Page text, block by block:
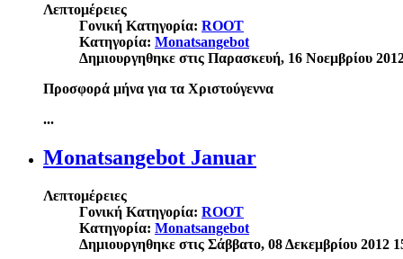
Λεπτομέρειες
Γονική Κατηγορία: ROOT
Κατηγορία: Monatsangebot
Δημιουργηθηκε στις Παρασκευή, 16 Νοεμβρίου
Προσφορά μήνα για τα Χριστούγεννα
...
Monatsangebot Januar
Λεπτομέρειες
Γονική Κατηγορία: ROOT
Κατηγορία: Monatsangebot
Δημιουργηθηκε στις Σάββατο, 08 Δεκεμβρίου 2012